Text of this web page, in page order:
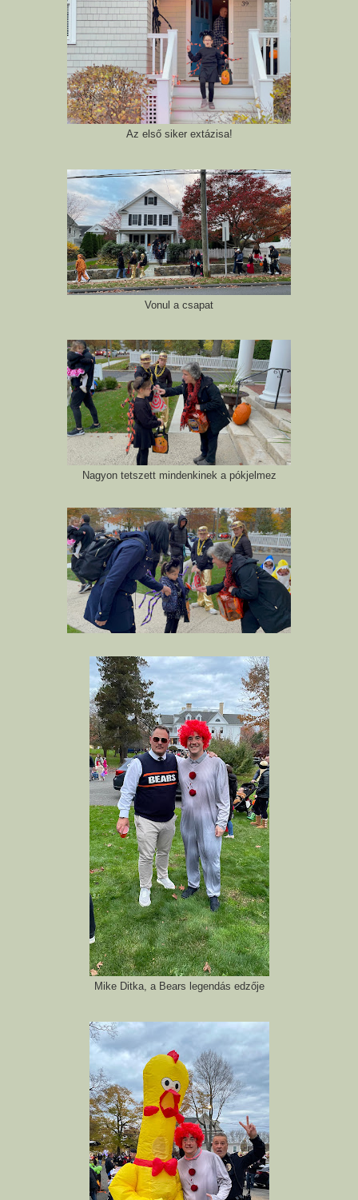
Az első siker extázisa!
Vonul a csapat
Nagyon tetszett mindenkinek a pókjelmez
Mike Ditka, a Bears legendás edzője